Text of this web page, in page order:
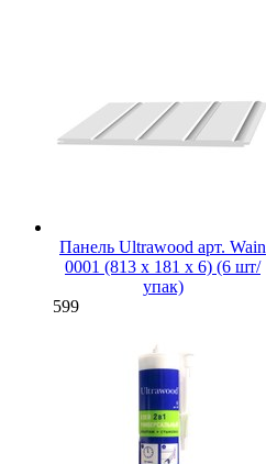
Панель Ultrawood арт. Wain
0001 (813 х 181 х 6) (6 шт/
упак)
599